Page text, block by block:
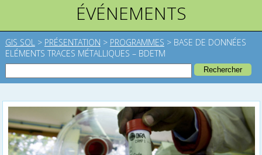
ÉVÉNEMENTS
GIS SOL > PRÉSENTATION > PROGRAMMES > BASE DE DONNÉES
ELÉMENTS TRACES MÉTALLIQUES – BDETM